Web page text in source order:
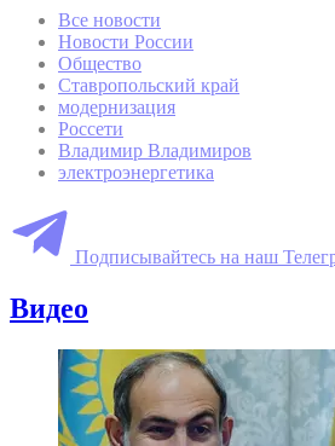
Все новости
Новости России
Общество
Ставропольский край
модернизация
Россети
Владимир Владимиров
электроэнергетика
Подписывайтесь на наш
Видео